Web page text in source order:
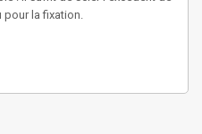
pour la fixation.